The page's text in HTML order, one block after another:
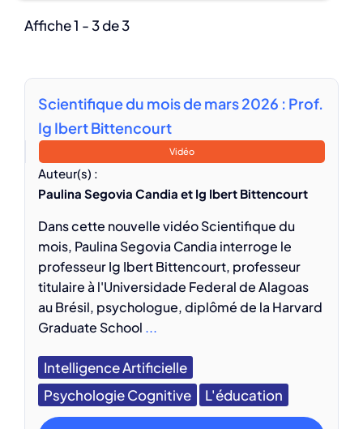
Affiche 1 - 3 de 3
Scientifique du mois de mars 2026 : Prof.
Ig Ibert Bittencourt
Vidéo
Auteur(s) :
Paulina Segovia Candia et Ig Ibert Bittencourt
Dans cette nouvelle vidéo Scientifique du
mois, Paulina Segovia Candia interroge le
professeur Ig Ibert Bittencourt, professeur
titulaire à l'Universidade Federal de Alagoas
au Brésil, psychologue, diplômé de la Harvard
Graduate School ...
Intelligence Artificielle
Psychologie Cognitive
L'éducation